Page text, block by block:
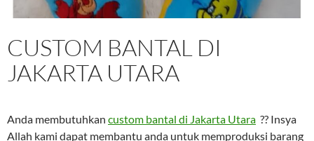
CUSTOM BANTAL DI
JAKARTA UTARA
Anda membutuhkan custom bantal di Jakarta Utara ?? Insya
Allah kami dapat membantu anda untuk memproduksi barang